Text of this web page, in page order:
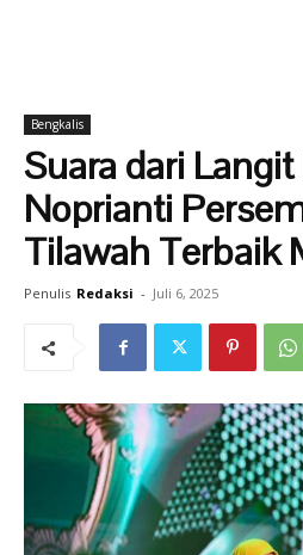
Bengkalis
Suara dari
Noprianti
Tilawah Terbaik
Penulis Redaksi - Juli 6, 2025